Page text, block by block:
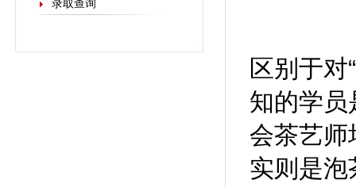
录取查询
区别于对
知的学员
会茶艺师
实则是泡